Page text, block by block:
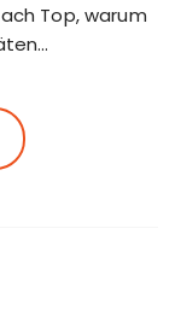
Top, warum